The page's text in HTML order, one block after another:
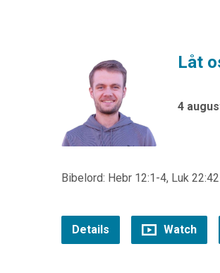
Låt
4
Bibelord: Hebr 12:1-4, Luk
Details Watch